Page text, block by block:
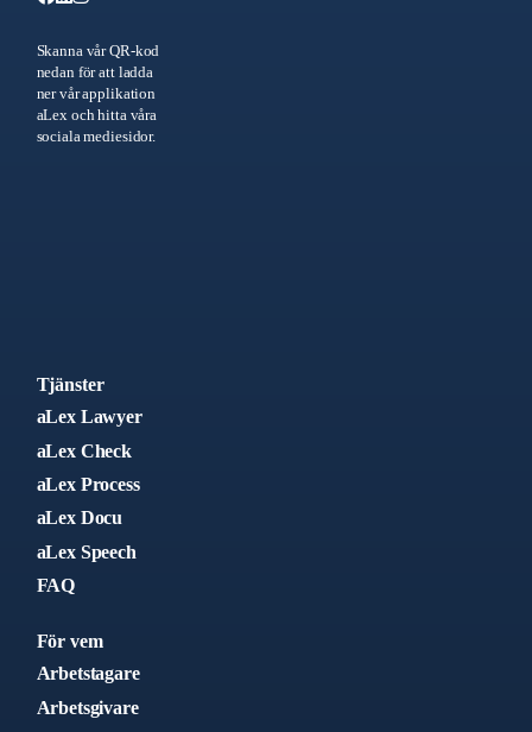
Skanna vår QR-kod
nedan för att ladda
ner vår applikation
aLex och hitta våra
sociala mediesidor.
Tjänster
aLex Lawyer
aLex Check
aLex Process
aLex Docu
aLex Speech
FAQ
För vem
Arbetstagare
Arbetsgivare